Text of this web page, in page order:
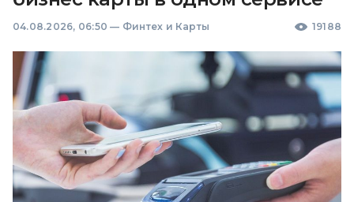
04.08.2026, 06:50 — Финтех и Карты 19188